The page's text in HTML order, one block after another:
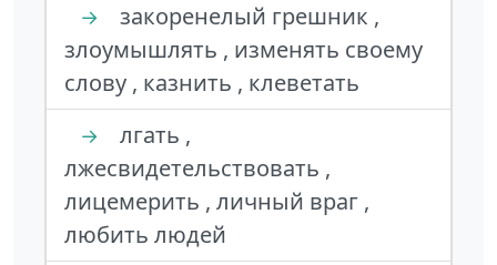
→
закоренелый грешник ,
злоумышлять , изменять своему
слову , казнить , клеветать
→
лгать ,
лжесвидетельствовать ,
лицемерить , личный враг ,
любить людей